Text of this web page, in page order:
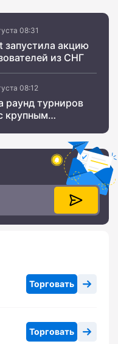
08:31
акцию
из СНГ
08:12
раунд турниров
крупным
Торговать
Торговать